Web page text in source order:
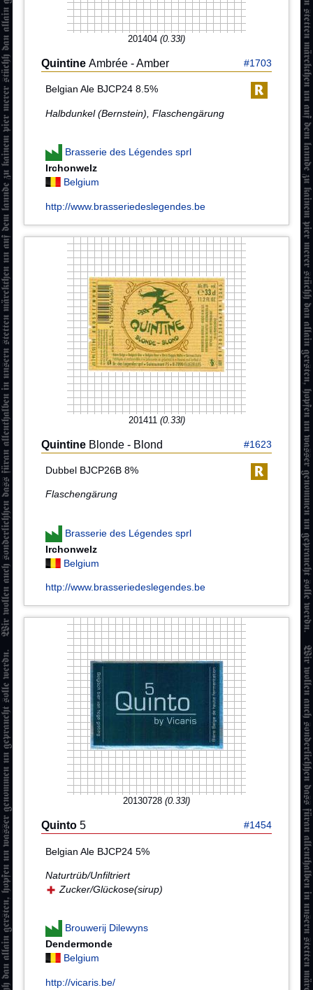
201404 (0.33l)
Quintine Ambrée - Amber #1703
Belgian Ale BJCP24 8.5%
Halbdunkel (Bernstein), Flaschengärung
Brasserie des Légendes sprl
Irchonwelz
Belgium
http://www.brasseriedeslegendes.be
201411 (0.33l)
Quintine Blonde - Blond #1623
Dubbel BJCP26B 8%
Flaschengärung
Brasserie des Légendes sprl
Irchonwelz
Belgium
http://www.brasseriedeslegendes.be
20130728 (0.33l)
Quinto 5 #1454
Belgian Ale BJCP24 5%
Naturtrüb/Unfiltriert
Zucker/Glückose(sirup)
Brouwerij Dilewyns
Dendermonde
Belgium
http://vicaris.be/